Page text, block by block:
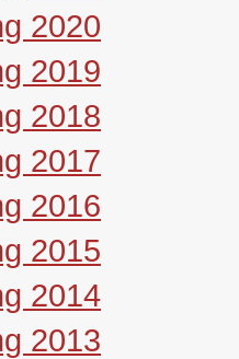
2020
2019
2018
2017
2016
2015
2014
2013